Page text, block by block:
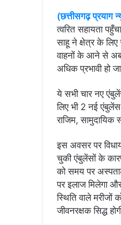
(छत्तीसगढ़ प्रयाग
त्वरित सहायता
साहू ने क्षेत्र के
वाहनों के आने से अब
अधिक प्रभावी हो
ये सभी चार नए
लिए भी 2 नई
राजिम, ​सामुदायिक
इस अवसर पर
चुकी एंबुलेंसों के
को समय पर
पर इलाज मिलेगा
स्थिति वाले
जीवनरक्षक सिद्ध